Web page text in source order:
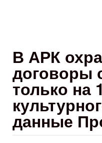
В АРК
договоры
только на
данные